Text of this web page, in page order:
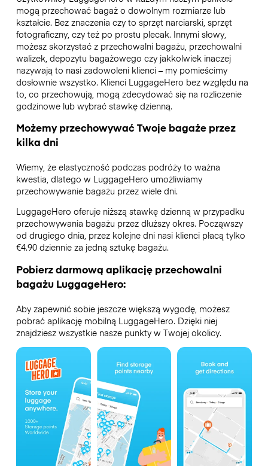
mogą przechować bagaż o dowolnym rozmiarze lub
kształcie. Bez znaczenia czy to sprzęt narciarski, sprzęt
fotograficzny, czy też po prostu plecak. Innymi słowy,
możesz skorzystać z przechowalni bagażu, przechowalni
walizek, depozytu bagażowego czy jakkolwiek inaczej
nazywają to nasi zadowoleni klienci – my pomieścimy
dosłownie wszystko. Klienci LuggageHero bez względu na
to, co przechowują, mogą zdecydować się na rozliczenie
godzinowe lub wybrać stawkę dzienną.
Możemy przechowywać Twoje bagaże przez
kilka dni
Wiemy, że elastyczność podczas podróży to ważna
kwestia, dlatego w LuggageHero umożliwiamy
przechowywanie bagażu przez wiele dni.
LuggageHero oferuje niższą stawkę dzienną w przypadku
przechowywania bagażu przez dłuższy okres. Począwszy
od drugiego dnia, przez kolejne dni nasi klienci płacą tylko
€4.90 dziennie za jedną sztukę bagażu.
Pobierz darmową aplikację przechowalni
bagażu LuggageHero:
Aby zapewnić sobie jeszcze większą wygodę, możesz
pobrać aplikację mobilną LuggageHero. Dzięki niej
znajdziesz wszystkie nasze punkty w Twojej okolicy.